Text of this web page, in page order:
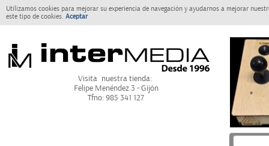
Utilizamos cookies para mejorar su experiencia de navegación y ayudarnos a mejorar
este tipo de cookies. Aceptar
Visita nuestra tienda:
Felipe Menéndez 3 - Gijón
Tfno: 985 341 127